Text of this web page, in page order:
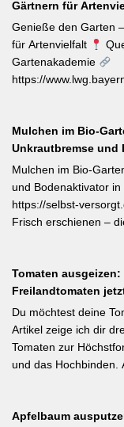
„katzenbuckelnd“
Frostspanners
verursachen.
Meisen-Förderung
Pflanzenschutzmittel.
Gärtnern für
Genieße den Garten
für Artenvielfalt
Gartenakademie
https://
einen messbaren
Nützlingsförderung,
Pestizide sind die
motivierender Impuls
#Biodiversität
Mulchen im Bio-
Unkrautbremse und
Mulchen im Bio-
und Bodenaktivator in
https://selbst-
Frisch erschienen –
Austrocknung. Die
mit Abstand zum
Besonders wertvoll:
die Verwendung von
werden klar benannt.
Tomaten
Freilandtomaten
Du möchtest deine
Artikel zeige ich dir
Tomaten zur
und das Hochbinden.
Tomatenkrankheit
Apfelbaum